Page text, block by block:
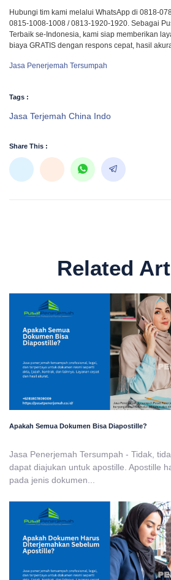
Hubungi tim kami melalui WhatsApp di 0818-
0815-1008-1008 / 0813-1920-1920. Sebagai
Terbaik se-Indonesia, kami siap memberikan
biaya GRATIS dengan respons cepat, hasil
Jasa Penerjemah Tersumpah
Tags :
Jasa Terjemah China Indo
Share This :
Related
Apakah Semua Dokumen Bisa Diapostille?
Jasa Penerjemah Tersumpah - Tidak,
dapat diajukan untuk apostille. Apostille
pada jenis dokumen...